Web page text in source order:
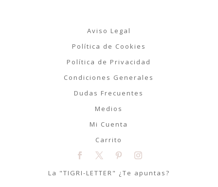
Aviso Legal
Política de Cookies
Política de Privacidad
Condiciones Generales
Dudas Frecuentes
Medios
Mi Cuenta
Carrito
La "TIGRI-LETTER" ¿Te apuntas?